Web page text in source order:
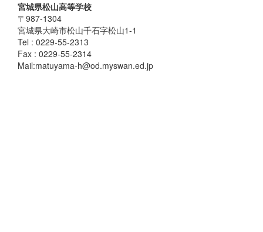
宮城県松山高等学校
〒987-1304
宮城県大崎市松山千石字松山1-1
Tel : 0229-55-2313
Fax : 0229-55-2314
Mail:matuyama-h@od.myswan.ed.jp